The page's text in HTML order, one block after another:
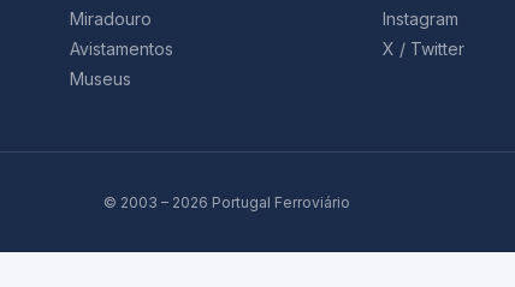
Miradouro
Avistamentos
Museus
Instagram
X / Twitter
© 2003 – 2026 Portugal Ferroviário